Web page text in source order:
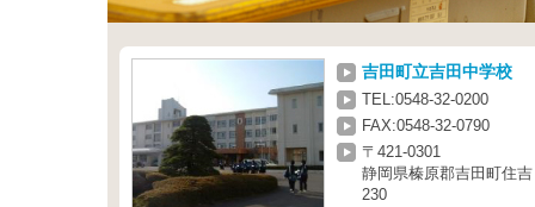
吉田町立吉田中学校
TEL:0548-32-0200
FAX:0548-32-0790
〒421-0301
静岡県榛原郡吉田町住吉
230